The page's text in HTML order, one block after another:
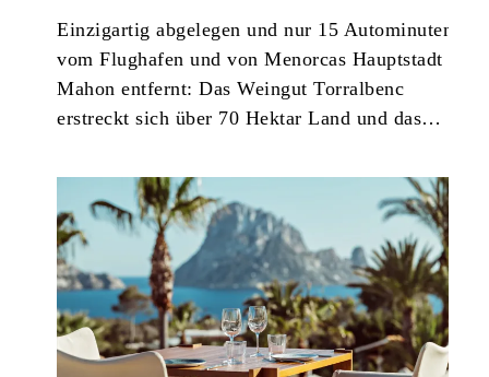
Einzigartig abgelegen und nur 15 Autominuten
vom Flughafen und von Menorcas Hauptstadt
Mahon entfernt: Das Weingut Torralbenc
erstreckt sich über 70 Hektar Land und das…